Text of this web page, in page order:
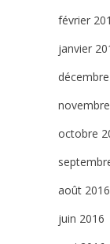
février
janvier
octobre
août 2016
juin 2016